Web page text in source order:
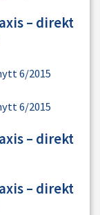
– direkt
6/2015
6/2015
– direkt
– direkt